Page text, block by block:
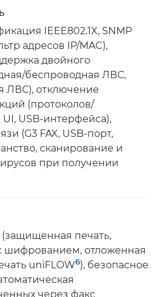
IEEE802.1X, SNMP
адресов IP/MAC),
двойного
беспроводная ЛВС,
ЛВС), отключение
(протоколов/
USB-интерфейса),
(G3 FAX, USB-порт,
сканирование и
при получении
(защищенная печать,
шифрованием, отложенная
uniFLOW6), безопасное
через факс